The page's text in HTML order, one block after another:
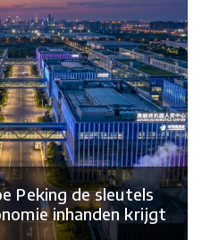
Peking de sleutels
inhanden krijgt